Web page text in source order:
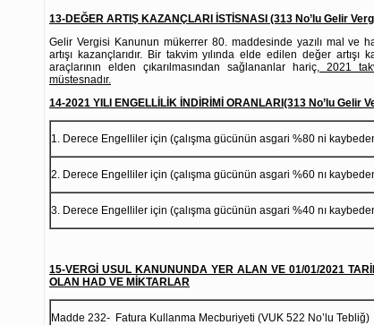
13-DEĞER ARTIŞ KAZANÇLARI İSTİSNASI (313 No’lu Gelir
Gelir Vergisi Kanunun mükerrer 80. maddesinde yazılı mal ve
artışı kazançlarıdır. Bir takvim yılında elde edilen değer artışı
araçlarının elden çıkarılmasından sağlananlar hariç, 2021
müstesnadır.
14-2021 YILI ENGELLİLİK İNDİRİMİ ORANLARI(313 No’lu Gelir
1. Derece Engelliler için (çalışma gücünün asgari %80 ni
2. Derece Engelliler için (çalışma gücünün asgari %60 nı
3. Derece Engelliler için (çalışma gücünün asgari %40 nı
15-VERGİ USUL KANUNUNDA YER ALAN VE 01/01/2021
OLAN HAD VE MİKTARLAR
Madde 232- Fatura Kullanma Mecburiyeti (VUK 522 No’lu Tebliğ)